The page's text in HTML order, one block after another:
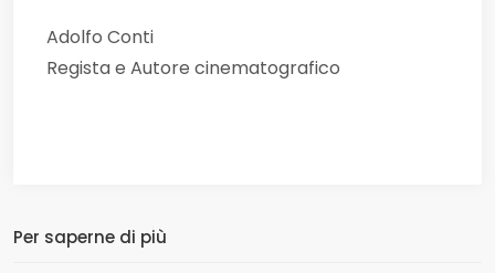
Adolfo Conti
Regista e Autore cinematografico
Per saperne di più